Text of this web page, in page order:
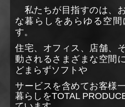
新舗装材インターロック
私たちが目指すのは、
な暮らしをあらゆる空
す。
住宅、オフィス、店舗、
動されるさまざまな空間
どまらずソフトや
サービスを含めてお客様
暮らしをTOTAL